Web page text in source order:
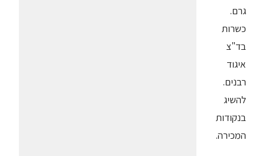
גרם.
כשרות
בד"צ
איגוד
רבנים.
להשיג
בנקודות
המכירה.